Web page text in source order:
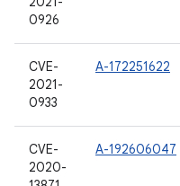
0926
CVE-
2021-
0933
A-172251622
CVE-
2020-
A-192606047